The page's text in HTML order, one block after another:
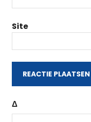
Site
Δ